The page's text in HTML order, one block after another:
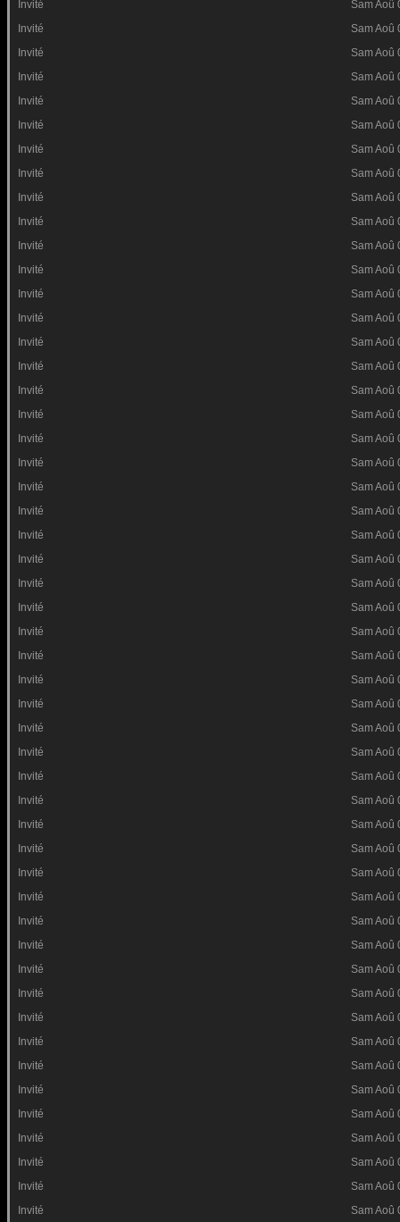
Invité
Sam Aoû
Invité
Sam Aoû
Invité
Sam Aoû
Invité
Sam Aoû
Invité
Sam Aoû
Invité
Sam Aoû
Invité
Sam Aoû
Invité
Sam Aoû
Invité
Sam Aoû
Invité
Sam Aoû
Invité
Sam Aoû
Invité
Sam Aoû
Invité
Sam Aoû
Invité
Sam Aoû
Invité
Sam Aoû
Invité
Sam Aoû
Invité
Sam Aoû
Invité
Sam Aoû
Invité
Sam Aoû
Invité
Sam Aoû
Invité
Sam Aoû
Invité
Sam Aoû
Invité
Sam Aoû
Invité
Sam Aoû
Invité
Sam Aoû
Invité
Sam Aoû
Invité
Sam Aoû
Invité
Sam Aoû
Invité
Sam Aoû
Invité
Sam Aoû
Invité
Sam Aoû
Invité
Sam Aoû
Invité
Sam Aoû
Invité
Sam Aoû
Invité
Sam Aoû
Invité
Sam Aoû
Invité
Sam Aoû
Invité
Sam Aoû
Invité
Sam Aoû
Invité
Sam Aoû
Invité
Sam Aoû
Invité
Sam Aoû
Invité
Sam Aoû
Invité
Sam Aoû
Invité
Sam Aoû
Invité
Sam Aoû
Invité
Sam Aoû
Invité
Sam Aoû
Invité
Sam Aoû
Invité
Sam Aoû
Invité
Sam Aoû